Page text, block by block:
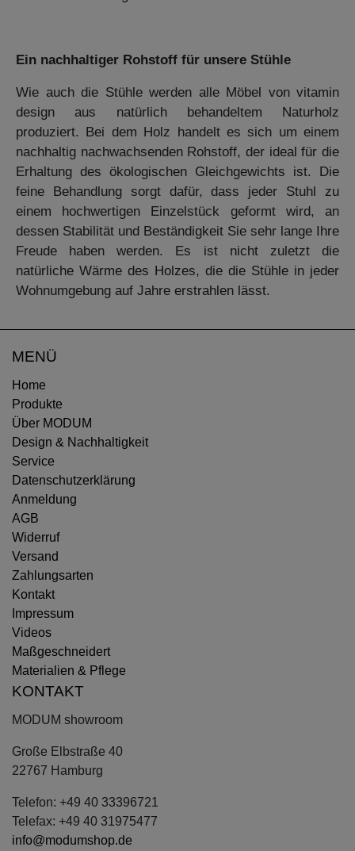
Ein nachhaltiger Rohstoff für unsere Stühle
Wie auch die Stühle werden alle Möbel von vitamin
design aus natürlich behandeltem Naturholz
produziert. Bei dem Holz handelt es sich um einem
nachhaltig nachwachsenden Rohstoff, der ideal für die
Erhaltung des ökologischen Gleichgewichts ist. Die
feine Behandlung sorgt dafür, dass jeder Stuhl zu
einem hochwertigen Einzelstück geformt wird, an
dessen Stabilität und Beständigkeit Sie sehr lange Ihre
Freude haben werden. Es ist nicht zuletzt die
natürliche Wärme des Holzes, die die Stühle in jeder
Wohnumgebung auf Jahre erstrahlen lässt.
MENÜ
Home
Produkte
Über MODUM
Design & Nachhaltigkeit
Service
Datenschutzerklärung
Anmeldung
AGB
Widerruf
Versand
Zahlungsarten
Kontakt
Impressum
Videos
Maßgeschneidert
Materialien & Pflege
KONTAKT
MODUM showroom
Große Elbstraße 40
22767 Hamburg
Telefon: +49 40 33396721
Telefax: +49 40 31975477
info@modumshop.de